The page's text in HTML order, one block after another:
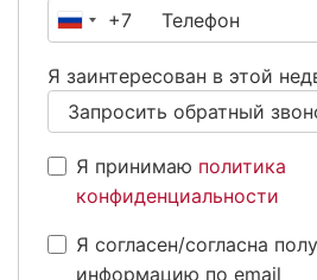
Россия
+7
Я заинтересован в этой
Я принимаю политика
конфиденциальности
Я согласен/согласна
информацию по email